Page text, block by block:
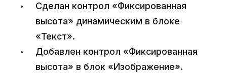
Сделан контрол «Фиксированная
высота» динамическим в блоке
«Текст».
Добавлен контрол «Фиксированная
высота» в блок «Изображение».